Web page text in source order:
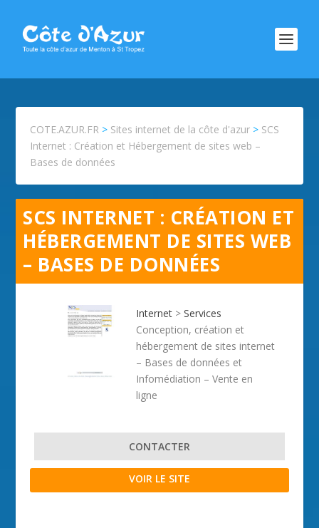
COTE.AZUR.FR > Sites internet de la côte d'azur > SCS
Internet : Création et Hébergement de sites web –
Bases de données
SCS INTERNET : CRÉATION ET
HÉBERGEMENT DE SITES WEB
– BASES DE DONNÉES
Internet >Services
Conception, création et
hébergement de sites internet
– Bases de données et
Infomédiation – Vente en
ligne
CONTACTER
VOIR LE SITE